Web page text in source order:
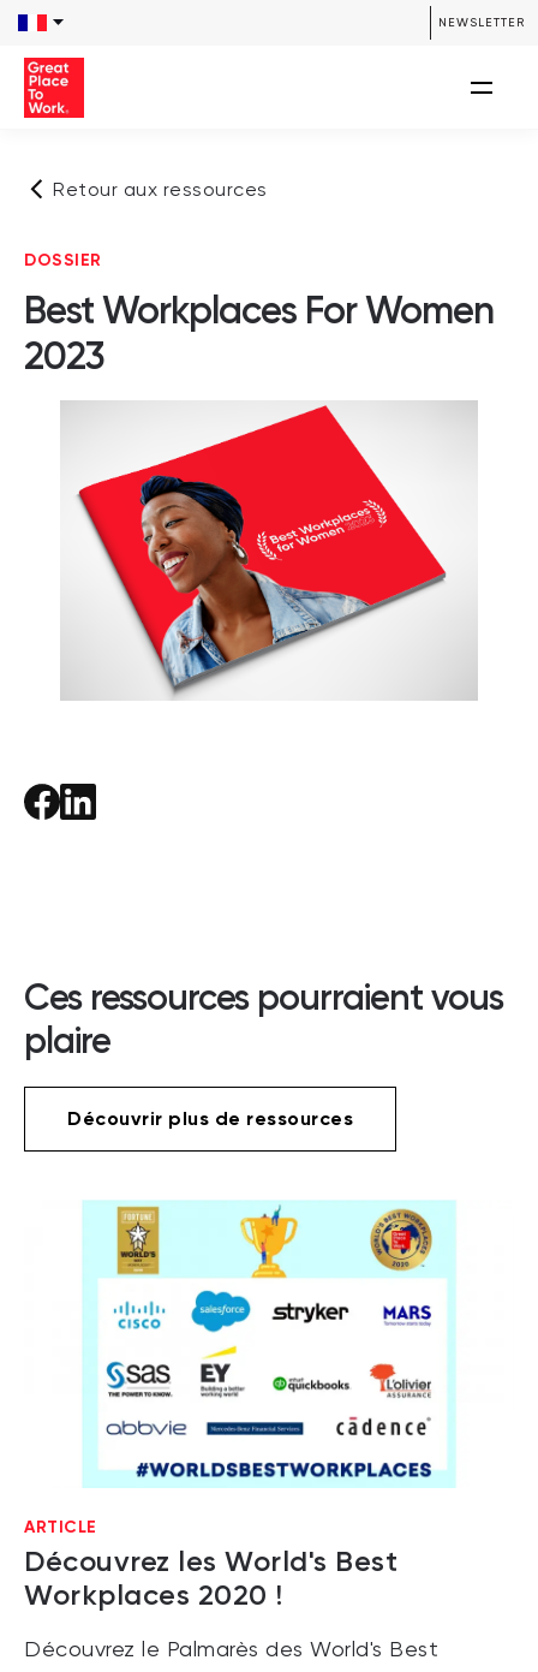
NEWSLETTER
Retour aux ressources
DOSSIER
Best Workplaces For Women
2023
Ces ressources pourraient vous
plaire
Découvrir plus de ressources
ARTICLE
Découvrez les World's Best
Workplaces 2020 !
Découvrez le Palmarès des World's Best